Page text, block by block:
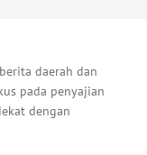
daerah dan
pada penyajian
dengan